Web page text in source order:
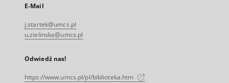
E-Mail
j.startek@umcs.pl
u.zielinska@umcs.pl
Odwiedź nas!
https://www.umcs.pl/pl/biblioteka.htm